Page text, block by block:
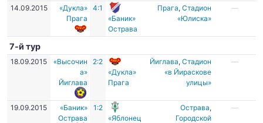
14.09.2015
«Дукла»
Прага
4:1
«Баник»
Острава
Прага,Стадион
«Юлиска»
—
7-й тур
18.09.2015
«Высочин
а»
Йиглава
2:2
«Дукла»
Прага
Йиглава,Стадион
«в Йираскове
улицы»
—
19.09.2015
«Баник»
Острава
1:2
«Яблонец
Острава,
Городской
—